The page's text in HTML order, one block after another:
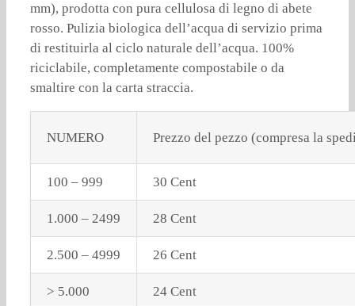
mm), prodotta con pura cellulosa di legno di abete
rosso. Pulizia biologica dell’acqua di servizio prima
di restituirla al ciclo naturale dell’acqua. 100%
riciclabile, completamente compostabile o da
smaltire con la carta straccia.
NUMERO Prezzo del pezzo (compresa la
100 – 999 30 Cent
1.000 – 2499 28 Cent
2.500 – 4999 26 Cent
> 5.000 24 Cent